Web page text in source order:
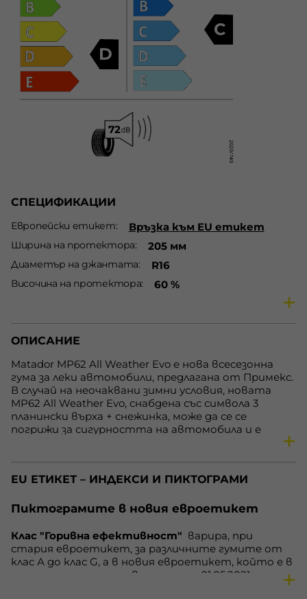
D
C
СПЕЦИФИКАЦИИ
Европейски етикет Връзка към EU етикет
Ширина на протектора 205 мм
Диаметър на джантата R16
Височина на протектора 60 %
Предназначение Гуми за леки автомобили
Скоростен индекс
Товарен индекс 96
XL да
Горивна ефективност D
Външен шум 72 dB
Сцепление на мокро
Наличност В наличност
ОПИСАНИЕ
Matador MP62 All Weather Evo е нова всесезонна
гума за леки автомобили, предлагана от Примекс.
В случай на неочаквани зимни условия, новата
MP62 All Weather Evo, снабдена със символа 3
планински върха + снежинка, може да се се
погрижи за сигурността на автомобила и е
сертифицирана съгласно най-новите изисквания
наподобяващ водопад, тя предлага отлично
сцепление както върху сух и мокър път, така и
Ако обаче шофирате редовно в зимни условия –
сняг и лед – ние препоръчваме да изберете зимна
гума от гамата на Матадор като Sibir Snow MP92
EU ЕТИКЕТ – ИНДЕКСИ И ПИКТОГРАМИ
Пиктограмите в новия евроетикет
Клас "Горивна ефективност" варира, при
стария евроетикет, за различните гумите от
клас А до клас G, а в новия евроетикет, който е в
сила за гумите, произведени след 01.05.2021 година,